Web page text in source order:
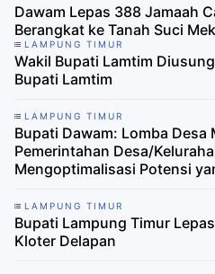
Dawam Lepas 388 Jamaah
Berangkat ke Tanah Suci
LAMPUNG TIMUR
Wakil Bupati Lamtim
Bupati Lamtim
LAMPUNG TIMUR
Bupati Dawam: Lomba Desa
Pemerintahan Desa/
Mengoptimalisasi Potensi
LAMPUNG TIMUR
Bupati Lampung Timur
Kloter Delapan